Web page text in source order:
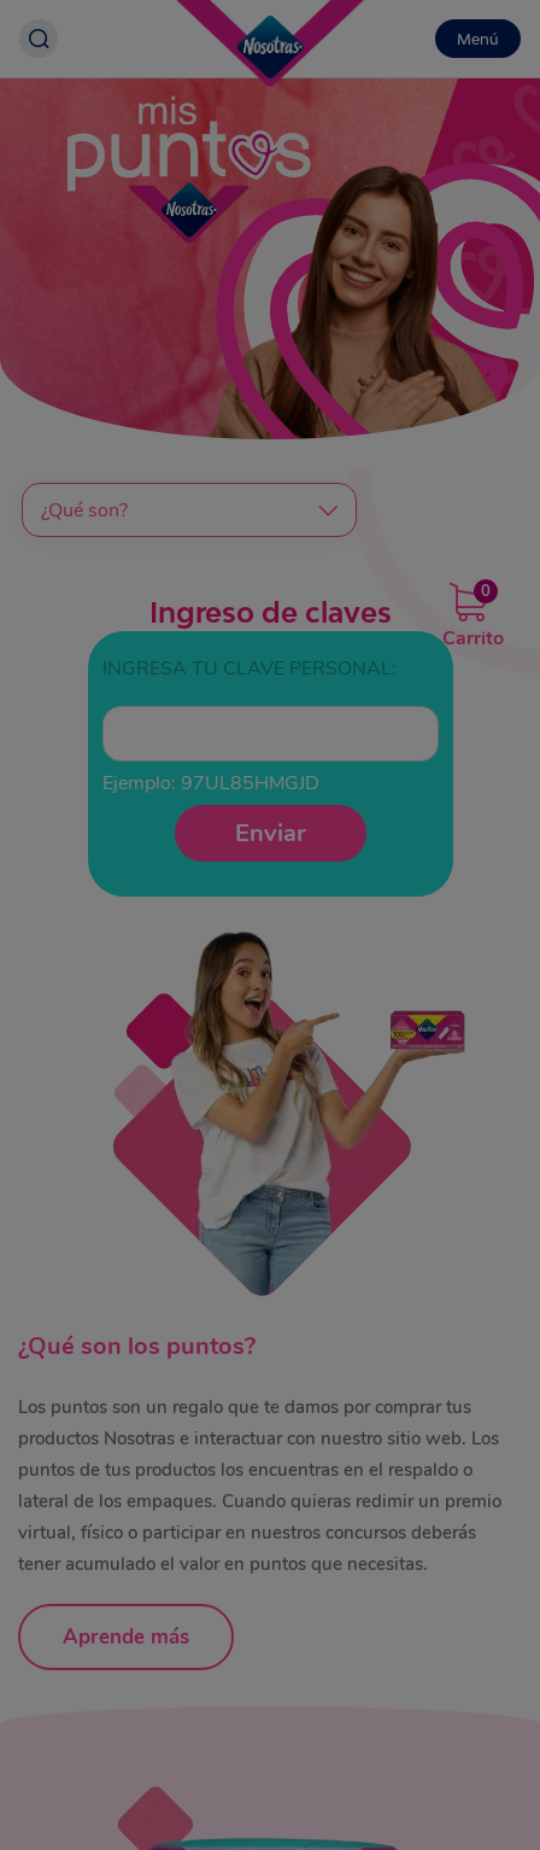
Menú
¿Qué son?
0
Carrito
Ingreso de claves
INGRESA TU CLAVE PERSONAL:
Ejemplo: 97UL85HMGJD
Enviar
¿Qué son los puntos?
Los puntos son un regalo que te damos por comprar tus
productos Nosotras e interactuar con nuestro sitio web. Los
puntos de tus productos los encuentras en el respaldo o
lateral de los empaques. Cuando quieras redimir un premio
virtual, físico o participar en nuestros concursos deberás
tener acumulado el valor en puntos que necesitas.
Aprende más